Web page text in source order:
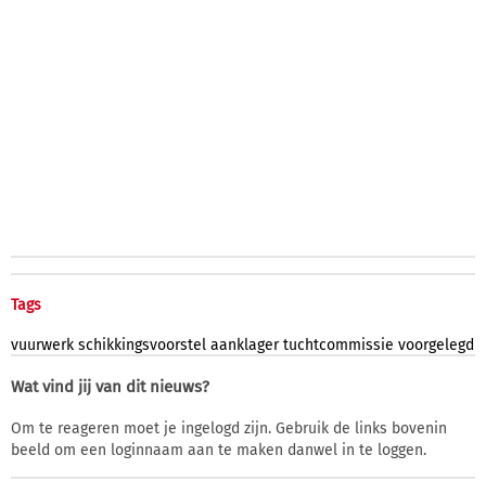
Tags
vuurwerk schikkingsvoorstel aanklager tuchtcommissie voorgelegd
Wat vind jij van dit nieuws?
Om te reageren moet je ingelogd zijn. Gebruik de links bovenin
beeld om een loginnaam aan te maken danwel in te loggen.